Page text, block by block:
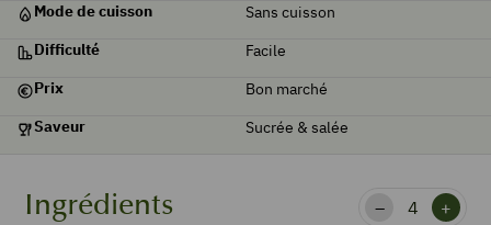
Mode de cuisson
Sans cuisson
Difficulté
Facile
Prix
Bon marché
Saveur
Sucrée & salée
Ingrédients – +